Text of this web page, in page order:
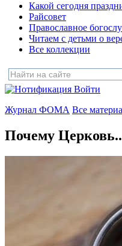
Какой сегодня
Райсовет
Православное
Читаем с детьми о
Все коллекции
Войти
Журнал ФОМА Все
Почему